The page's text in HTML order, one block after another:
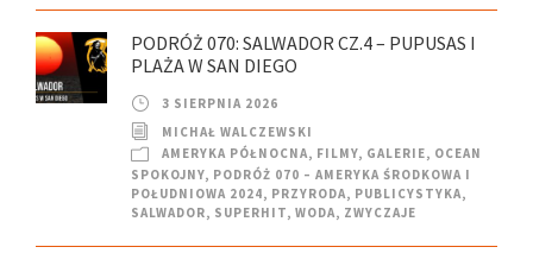
PODRÓŻ 070: SALWADOR CZ.4 – PUPUSAS I
PLAŻA W SAN DIEGO
3 SIERPNIA 2026
MICHAŁ WALCZEWSKI
AMERYKA PÓŁNOCNA, FILMY, GALERIE, OCEAN
SPOKOJNY, PODRÓŻ 070 – AMERYKA ŚRODKOWA I
POŁUDNIOWA 2024, PRZYRODA, PUBLICYSTYKA,
SALWADOR, SUPERHIT, WODA, ZWYCZAJE